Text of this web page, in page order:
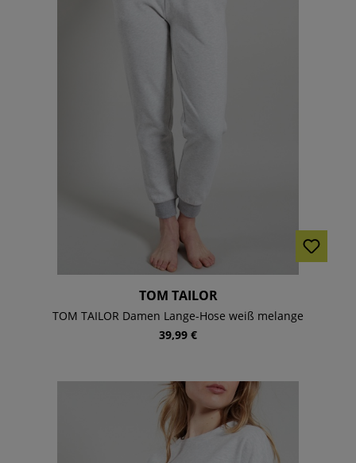
TOM TAILOR
TOM TAILOR Damen Lange-Hose weiß melange
39,99 €